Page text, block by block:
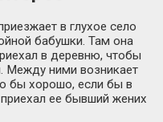
в глухое село
бабушки. Там она
в деревню, чтобы
Между ними возникает
бы хорошо, если бы в
ее бывший жених